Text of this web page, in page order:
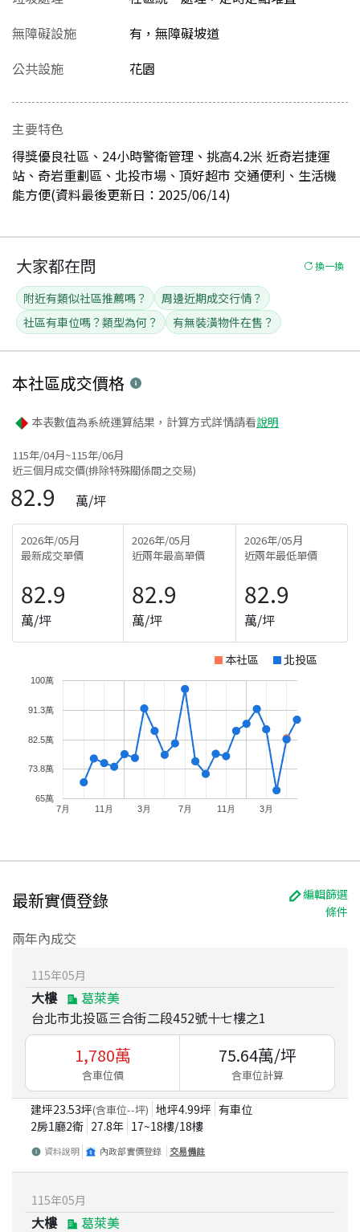
無障礙設施
有，無障礙坡道
公共設施
花園
主要特色
得獎優良社區、24小時警衛管理、挑高4.2米 近奇岩捷運
站、奇岩重劃區、北投市場、頂好超市 交通便利、生活機
能方便(資料最後更新日：2025/06/14)
大家都在問 換一換
附近有類似社區推薦嗎？
周邊近期成交行情？
社區有車位嗎？類型為何？
有無裝潢物件在售？
本社區成交價格
本表數值為系統運算結果，計算方式詳情請看說明
115年/04月~115年/06月
近三個月成交價(排除特殊關係間之交易)
82.9 萬/坪
2026年/05月
最新成交單價
82.9
萬/坪
2026年/05月
近兩年最高單價
82.9
萬/坪
2026年/05月
近兩年最低單價
82.9
萬/坪
本社區 北投區
7月 11月 3月 7月 11月 3月
65萬
73.8萬
82.5萬
91.3萬
100萬
最新實價登錄
編輯篩選
條件
兩年內成交
115年05月
大樓
葛萊美
台北市北投區三合街二段452號十七樓之1
1,780萬
含車位價
75.64萬/坪
含車位計算
建坪23.53坪(含車位--坪) 地坪4.99坪 有車位
2房1廳2衛 27.8年 17~18樓/18樓
資料說明 內政部實價登錄 交易備註
115年05月
大樓 葛萊美